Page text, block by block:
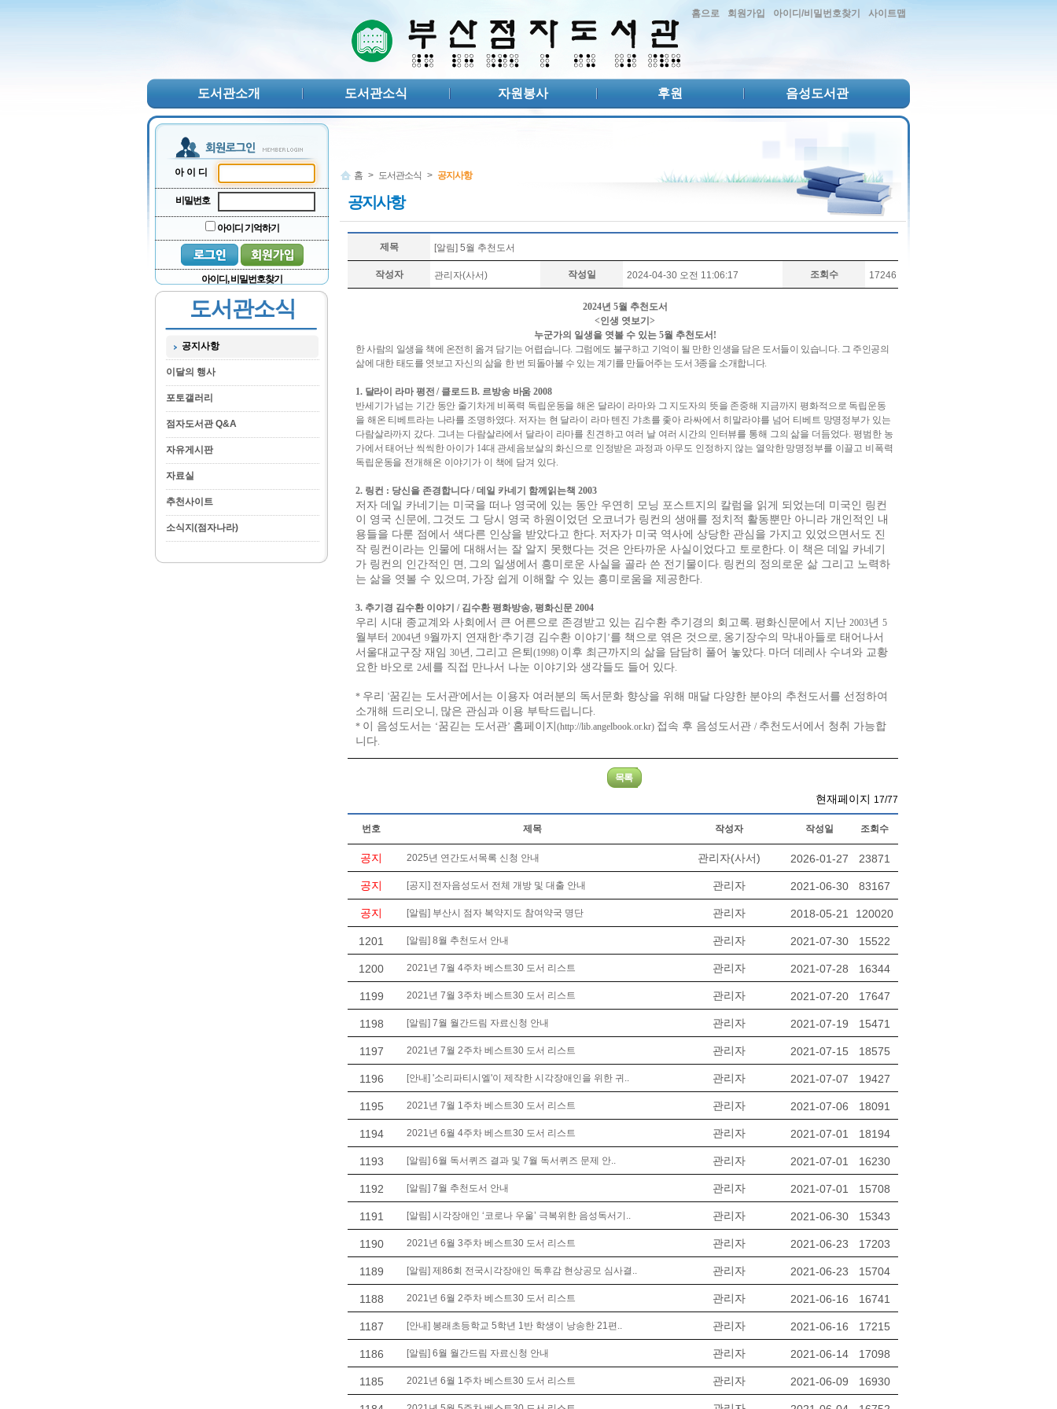
홈으로 회원가입 아이디/비밀번호찾기 사이트맵
도서관소개 도서관소식 자원봉사 후원 음성도서관
아이디
비밀번호
아이디 기억하기
아이디, 비밀번호찾기
도서관소식
공지사항
이달의 행사
포토갤러리
점자도서관 Q&A
자유게시판
자료실
추천사이트
소식지(점자나라)
홈 > 도서관소식 > 공지사항
공지사항
제목 [알림] 5월 추천도서
작성자 관리자(사서) 작성일 2024-04-30 오전 11:06:17 조회수 17246
2024년 5월 추천도서
<인생 엿보기 >
누군가의 일생을 엿볼 수 있는 5월 추천도서 !
한 사람의 일생을 책에 온전히 옮겨 담기는 어렵습니다. 그럼에도 불구하고 기억이 될 만한 인생을 담은 도서들이 있습니다. 그 주인공의
삶에 대한 태도를 엿보고 자신의 삶을 한 번 되돌아볼 수 있는 계기를 만들어주는 도서 3종을 소개합니다.
1. 달라이 라마 평전/ 클로드B. 르방송 바움2008
반세기가 넘는 기간 동안 줄기차게 비폭력 독립운동을 해온 달라이 라마와 그 지도자의 뜻을 존중해 지금까지 평화적으로 독립운동
을 해온 티베트라는 나라를 조명하였다. 저자는 현 달라이 라마 텐진 갸초를 좇아 라싸에서 히말라야를 넘어 티베트 망명정부가 있는
다람살라까지 갔다. 그녀는 다람살라에서 달라이 라마를 친견하고 여러 날 여러 시간의 인터뷰를 통해 그의 삶을 더듬었다.평범한 농
가에서 태어난 씩씩한 아이가 14대 관세음보살의 화신으로 인정받은 과정과 아무도 인정하지 않는 열악한 망명정부를 이끌고 비폭력
독립운동을 전개해온 이야기가 이 책에 담겨 있다.
2. 링컨 : 당신을 존경합니다/데일 카네기 함께읽는책 2003
저자 데일 카네기는 미국을 떠나 영국에 있는 동안 우연히 모닝 포스트지의 칼럼을 읽게 되었는데 미국인 링컨
이 영국 신문에, 그것도 그 당시 영국 하원이었던 오코너가 링컨의 생애를 정치적 활동뿐만 아니라 개인적인 내
용들을 다룬 점에서 색다른 인상을 받았다고 한다. 저자가 미국 역사에 상당한 관심을 가지고 있었으면서도 진
작 링컨이라는 인물에 대해서는 잘 알지 못했다는 것은 안타까운 사실이었다고 토로한다. 이 책은 데일 카네기
가 링컨의 인간적인 면, 그의 일생에서 흥미로운 사실을 골라 쓴 전기물이다. 링컨의 정의로운 삶 그리고 노력하
는 삶을 엿볼 수 있으며, 가장 쉽게 이해할 수 있는 흥미로움을 제공한다.
3. 추기경 김수환 이야기 / 김수환 평화방송, 평화신문 2004
우리 시대 종교계와 사회에서 큰 어른으로 존경받고 있는 김수환 추기경의 회고록. 평화신문에서 지난 2003년 5
월부터 2004년 9월까지 연재한‘추기경 김수환 이야기 ’를 책으로 엮은 것으로, 옹기장수의 막내아들로 태어나서
서울대교구장 재임 30년, 그리고 은퇴(1998) 이후 최근까지의 삶을 담담히 풀어 놓았다. 마더 데레사 수녀와 교황
요한 바오로 2세를 직접 만나서 나눈 이야기와 생각들도 들어 있다.
* 우리 '꿈긷는 도서관'에서는 이용자 여러분의 독서문화 향상을 위해 매달 다양한 분야의 추천도서를 선정하여
소개해 드리오니, 많은 관심과 이용 부탁드립니다.
* 이 음성도서는 ‘꿈긷는 도서관’ 홈페이지(http://lib.angelbook.or.kr) 접속 후 음성도서관 / 추천도서에서 청취 가능합
니다.
현재페이지 17/77
번호 제목 작성자 작성일 조회수
공지 2025년 연간도서목록 신청 안내 관리자(사서) 2026-01-27 23871
공지 [공지] 전자음성도서 전체 개방 및 대출 안내 관리자 2021-06-30 83167
공지 [알림] 부산시 점자 복약지도 참여약국 명단 관리자 2018-05-21 120020
1201 [알림] 8월 추천도서 안내 관리자 2021-07-30 15522
1200 2021년 7월 4주차 베스트30 도서 리스트 관리자 2021-07-28 16344
1199 2021년 7월 3주차 베스트30 도서 리스트 관리자 2021-07-20 17647
1198 [알림] 7월 월간드림 자료신청 안내 관리자 2021-07-19 15471
1197 2021년 7월 2주차 베스트30 도서 리스트 관리자 2021-07-15 18575
1196 [안내] '소리파티시엘'이 제작한 시각장애인을 위한 귀.. 관리자 2021-07-07 19427
1195 2021년 7월 1주차 베스트30 도서 리스트 관리자 2021-07-06 18091
1194 2021년 6월 4주차 베스트30 도서 리스트 관리자 2021-07-01 18194
1193 [알림] 6월 독서퀴즈 결과 및 7월 독서퀴즈 문제 안.. 관리자 2021-07-01 16230
1192 [알림] 7월 추천도서 안내 관리자 2021-07-01 15708
1191 [알림] 시각장애인 ‘코로나 우울’ 극복위한 음성독서기.. 관리자 2021-06-30 15343
1190 2021년 6월 3주차 베스트30 도서 리스트 관리자 2021-06-23 17203
1189 [알림] 제86회 전국시각장애인 독후감 현상공모 심사결.. 관리자 2021-06-23 15704
1188 2021년 6월 2주차 베스트30 도서 리스트 관리자 2021-06-16 16741
1187 [안내] 봉래초등학교 5학년 1반 학생이 낭송한 21편.. 관리자 2021-06-16 17215
1186 [알림] 6월 월간드림 자료신청 안내 관리자 2021-06-14 17098
1185 2021년 6월 1주차 베스트30 도서 리스트 관리자 2021-06-09 16930